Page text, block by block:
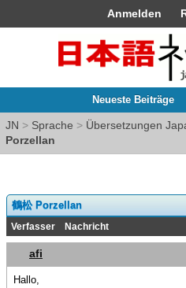
Anmelden
Neueste Beiträge
JN > Sprache > Übersetzungen
Porzellan
鶴松 Porzellan
Verfasser Nachricht
afi
Hallo,